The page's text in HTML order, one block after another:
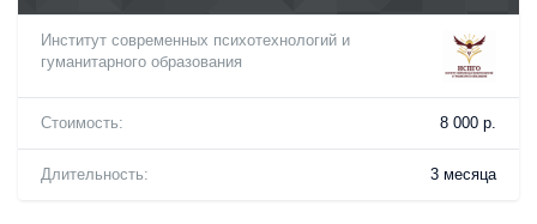
Институт современных психотехнологий и
гуманитарного образования
Стоимость: 8 000 р.
Длительность: 3 месяца